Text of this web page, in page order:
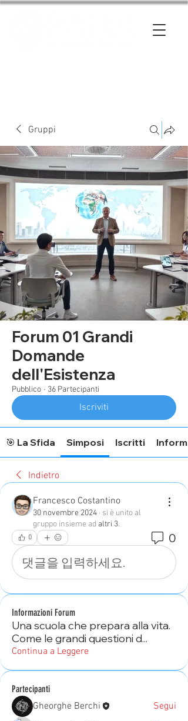
Gruppi
Forum 01 Grandi
Domande
dell'Esistenza
Pubblico · 36 Partecipanti
Iscriviti
🎯 La Sfida Simposi Iscritti
Indietro
Francesco Costantino
30 novembre 2024 · si è unito al
gruppo insieme ad altri 3.
0 0
댓글을 입력하세요.
Informazioni Forum
Una scuola che prepara alla vita.
Come le grandi questioni d...
Continua a Leggere
Partecipanti
Gheorghe Berchi
Segui